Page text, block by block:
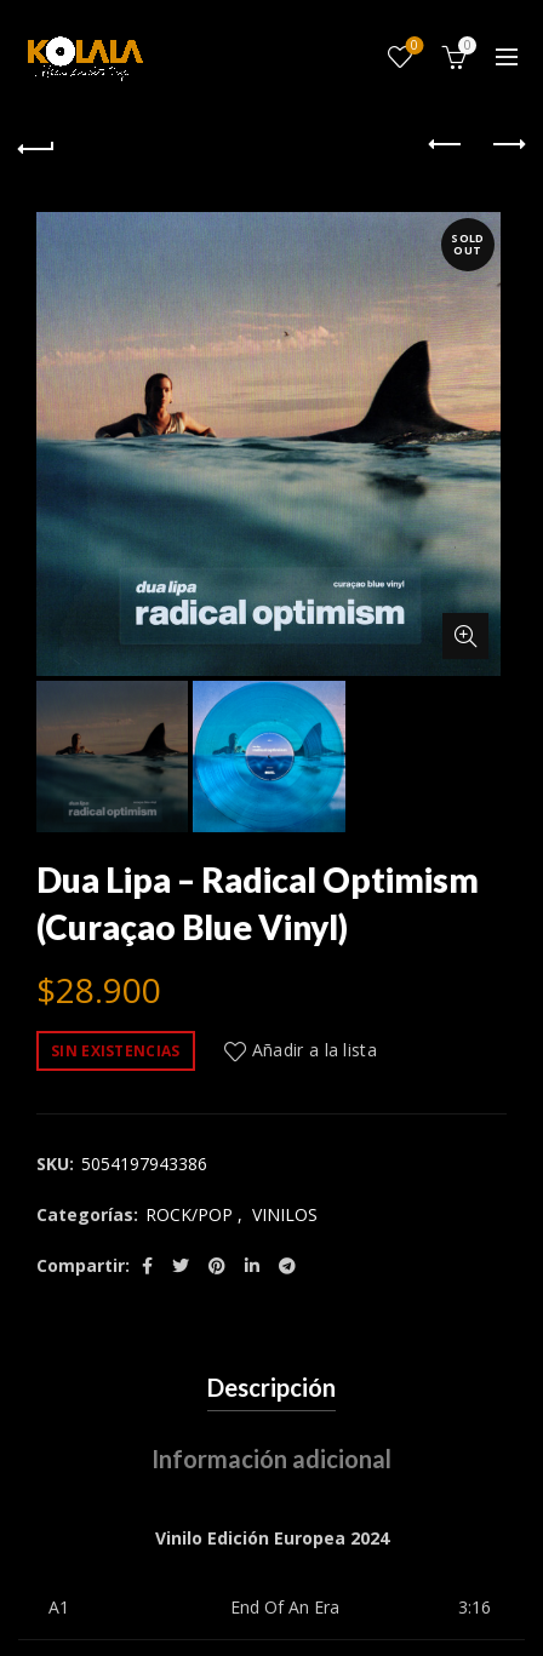
0 0
SOLD
OUT
Dua Lipa – Radical Optimism
(Curaçao Blue Vinyl)
$28.900
SIN EXISTENCIAS Añadir a la lista
SKU: 5054197943386
Categorías: ROCK/POP , VINILOS
Compartir
Descripción
Información adicional
Vinilo Edición Europea 2024
A1 End Of An Era 3:16